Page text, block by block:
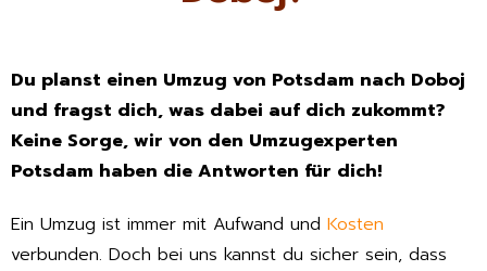
Du planst einen Umzug von Potsdam nach Doboj
und fragst dich, was dabei auf dich zukommt?
Keine Sorge, wir von den Umzugexperten
Potsdam haben die Antworten für dich!
Ein Umzug ist immer mit Aufwand und Kosten
verbunden. Doch bei uns kannst du sicher sein, dass